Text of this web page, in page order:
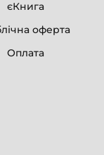
єКнига
оферта
Оплата